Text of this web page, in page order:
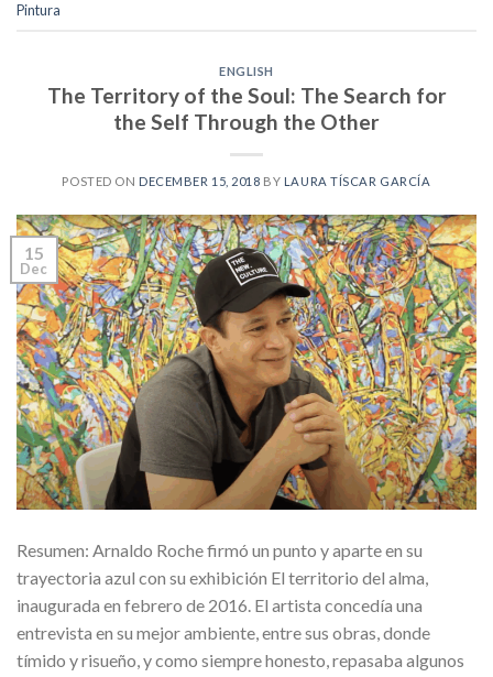
Pintura
ENGLISH
The Territory of the Soul: The Search for
the Self Through the Other
POSTED ON DECEMBER 15, 2018 BY LAURA TÍSCAR GARCÍA
15
Dec
Resumen: Arnaldo Roche firmó un punto y aparte en su
trayectoria azul con su exhibición El territorio del alma,
inaugurada en febrero de 2016. El artista concedía una
entrevista en su mejor ambiente, entre sus obras, donde
tímido y risueño, y como siempre honesto, repasaba algunos